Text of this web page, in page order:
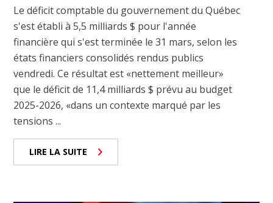
Le déficit comptable du gouvernement du Québec
s'est établi à 5,5 milliards $ pour l'année
financière qui s'est terminée le 31 mars, selon les
états financiers consolidés rendus publics
vendredi. Ce résultat est «nettement meilleur»
que le déficit de 11,4 milliards $ prévu au budget
2025-2026, «dans un contexte marqué par les
tensions ...
LIRE LA SUITE